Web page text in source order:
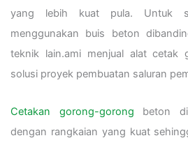
yang lebih kuat pula. Untuk
menggunakan buis beton
teknik lain.ami menjual alat cetak
solusi proyek pembuatan saluran
Cetakan gorong-gorong beton
dengan rangkaian yang kuat